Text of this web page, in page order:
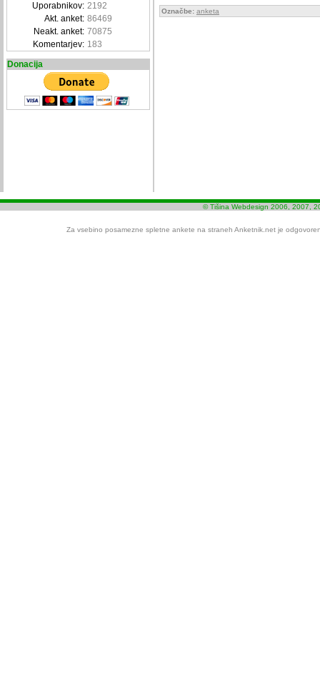
Uporabnikov: 2192
Akt. anket: 86469
Neakt. anket: 70875
Komentarjev: 183
Donacija
Označbe: anketa
© Tišina Webdesign 2006, 2007,
Za vsebino posamezne spletne ankete na straneh Anketnik.net je